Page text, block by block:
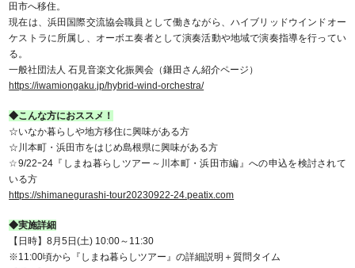
田市へ移住。
現在は、浜田国際交流協会職員として働きながら、ハイブリッドウインドオー
ケストラに所属し、オーボエ奏者として演奏活動や地域で演奏指導を行ってい
る。
一般社団法人 石見音楽文化振興会（鎌田さん紹介ページ）
https://iwamiongaku.jp/hybrid-wind-orchestra/
◆こんな方におススメ！
☆いなか暮らしや地方移住に興味がある方
☆川本町・浜田市をはじめ島根県に興味がある方
☆9/22ｰ24『しまね暮らしツアー～川本町・浜田市編』への申込を検討されて
いる方
https://shimanegurashi-tour20230922-24.peatix.com
◆実施詳細
【日時】8月5日(土) 10:00～11:30
※11:00頃から『しまね暮らしツアー』の詳細説明＋質問タイム